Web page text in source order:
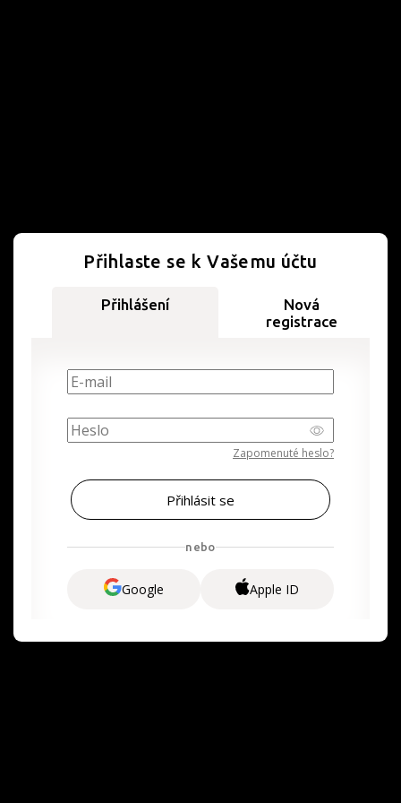
Přihlaste se k Vašemu účtu
Přihlášení
Nová
registrace
Zapomenuté heslo?
nebo
Google Apple ID